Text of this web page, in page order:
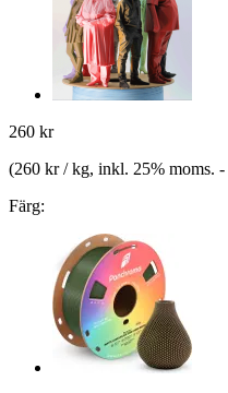
260 kr
(260 kr / kg, inkl. 25% moms. -
Färg: